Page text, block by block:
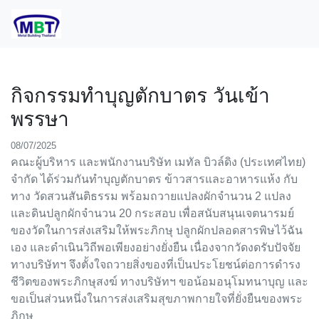
กิจกรรมทำบุญตักบาตร วันเข้า
พรรษา
08/07/2025
คณะผู้บริหาร และพนักงานบริษัท เมทัล บิวล์ดิง (ประเทศไทย)
จำกัด ได้ร่วมกันทำบุญตักบาตร ข้าวสารและอาหารแห้ง กับ
ทาง วัดสวนสันติธรรม พร้อมถวายแปลงผักจำนวน 2 แปลง
และดินปลูกผักจำนวน 20 กระสอบ เพื่อสนับสนุนเจตนารมย์
ของวัดในการส่งเสริมให้พระภิกษุ ปลูกผักปลอดสารพิษไว้ฉัน
เอง และดำเนินวิถีพอเพียงอย่างยั่งยืน เนื่องจากวัดงดรับปัจจัย
ทางบริษัทฯ จึงตั้งใจถวายสิ่งของที่เป็นประโยชน์ต่อการดำรง
ชีวิตของพระภิกษุสงฆ์ ทางบริษัทฯ ขอน้อมอนุโมทนาบุญ และ
ขอเป็นส่วนหนึ่งในการส่งเสริมสุขภาพกายใจที่ยั่งยืนของพระ
ภิกษุ